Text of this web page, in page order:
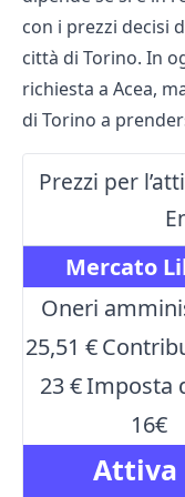
con i prezzi decisi
città di Torino. In
richiesta a Acea,
di Torino a
Prezzi per
Attiva
Mercato
Oneri
25,51 €
23 €Imposta
16€